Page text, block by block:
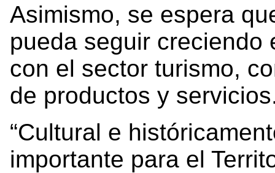
Asimismo, se espera
pueda seguir creciendo
con el sector turismo,
de productos y
“Cultural e
importante para el